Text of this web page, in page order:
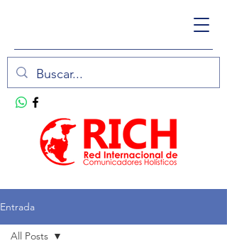
Entrada
All Posts